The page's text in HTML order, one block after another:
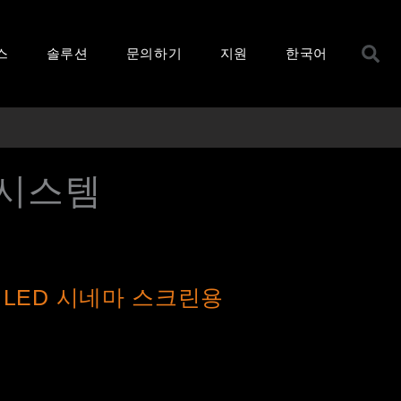
솔루션 문의하기 지원 한국어
스템
시네마 스크린용